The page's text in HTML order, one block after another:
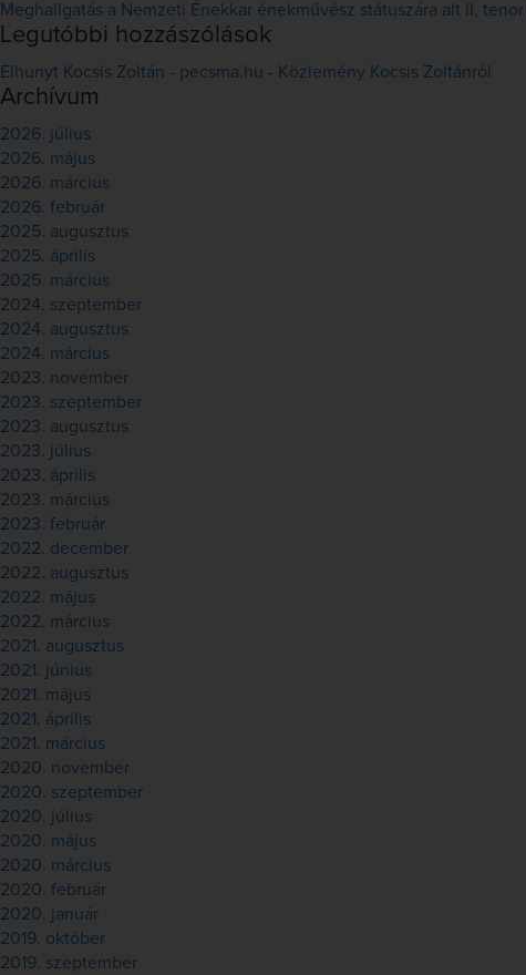
Meghallgatás a Nemzeti Énekkar énekművész státuszára alt II,
Legutóbbi hozzászólások
Elhunyt Kocsis Zoltán - pecsma.hu - Közlemény Kocsis Zoltánról
Archívum
2026. július
2026. május
2026. március
2026. február
2025. augusztus
2025. április
2025. március
2024. szeptember
2024. augusztus
2024. március
2023. november
2023. szeptember
2023. augusztus
2023. július
2023. április
2023. március
2023. február
2022. december
2022. augusztus
2022. május
2022. március
2021. augusztus
2021. június
2021. május
2021. április
2021. március
2020. november
2020. szeptember
2020. július
2020. május
2020. március
2020. február
2020. január
2019. október
2019. szeptember